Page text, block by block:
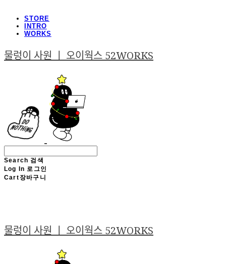
STORE
INTRO
WORKS
물렁이 사원 ㅣ 오이웍스 52WORKS
Search 검색
Log In 로그인
Cart 장바구니
물렁이 사원 ㅣ 오이웍스 52WORKS